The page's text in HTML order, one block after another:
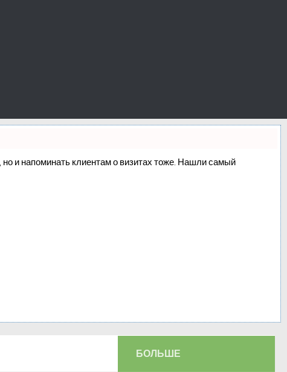
но и напоминать клиентам о визитах тоже. Нашли самый
БОЛЬШЕ